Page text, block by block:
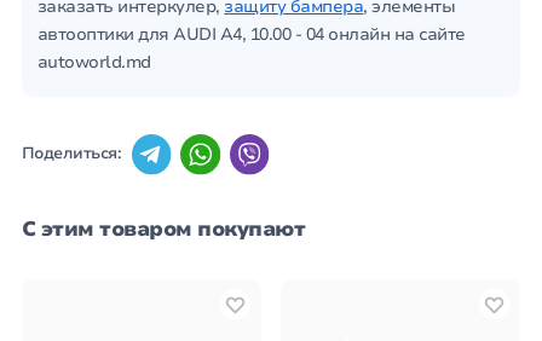
заказать интеркулер,защиту бампера, элементы
автооптики для AUDI A4, 10.00 - 04 онлайн на сайте
autoworld.md
Поделиться:
С этим товаром покупают